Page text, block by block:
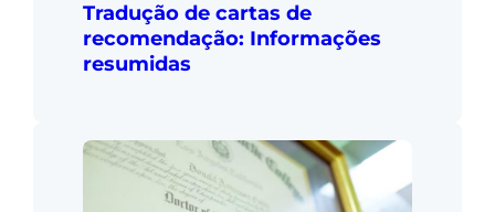
Tradução de cartas de
recomendação: Informações
resumidas